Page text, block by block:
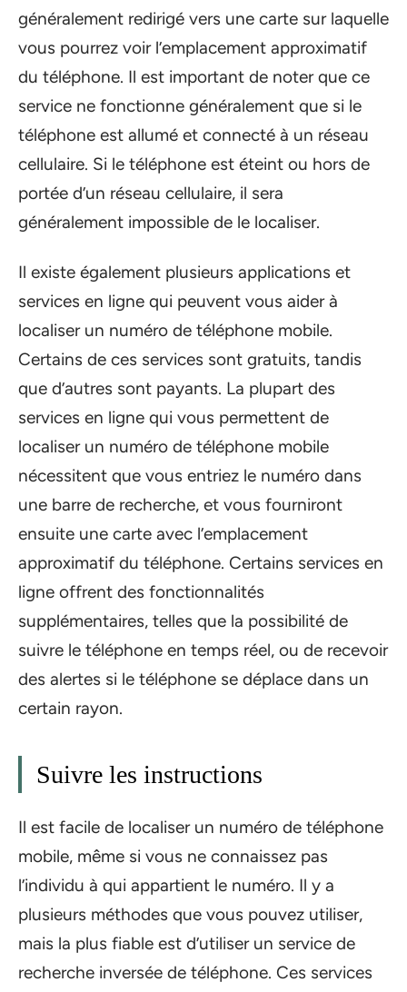
généralement redirigé vers une carte sur laquelle
vous pourrez voir l’emplacement approximatif
du téléphone. Il est important de noter que ce
service ne fonctionne généralement que si le
téléphone est allumé et connecté à un réseau
cellulaire. Si le téléphone est éteint ou hors de
portée d’un réseau cellulaire, il sera
généralement impossible de le localiser.
Il existe également plusieurs applications et
services en ligne qui peuvent vous aider à
localiser un numéro de téléphone mobile.
Certains de ces services sont gratuits, tandis
que d’autres sont payants. La plupart des
services en ligne qui vous permettent de
localiser un numéro de téléphone mobile
nécessitent que vous entriez le numéro dans
une barre de recherche, et vous fourniront
ensuite une carte avec l’emplacement
approximatif du téléphone. Certains services en
ligne offrent des fonctionnalités
supplémentaires, telles que la possibilité de
suivre le téléphone en temps réel, ou de recevoir
des alertes si le téléphone se déplace dans un
certain rayon.
Suivre les instructions
Il est facile de localiser un numéro de téléphone
mobile, même si vous ne connaissez pas
l’individu à qui appartient le numéro. Il y a
plusieurs méthodes que vous pouvez utiliser,
mais la plus fiable est d’utiliser un service de
recherche inversée de téléphone. Ces services